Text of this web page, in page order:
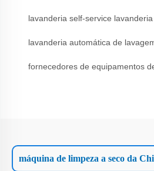
lavanderia self-service
lavanderia automática de
fornecedores de equipamentos
máquina de limpeza a seco da